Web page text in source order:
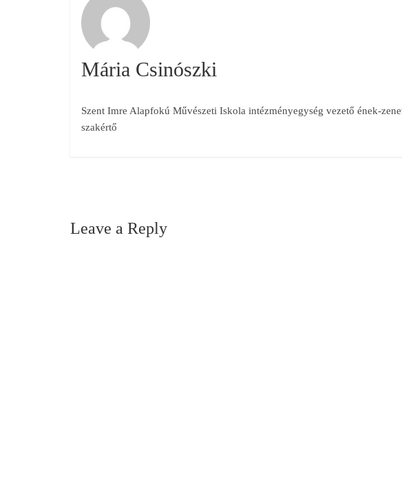
Mária Csinószki
Szent Imre Alapfokú Művészeti Iskola intézményegység vezető ének-
szakértő
Leave a Reply